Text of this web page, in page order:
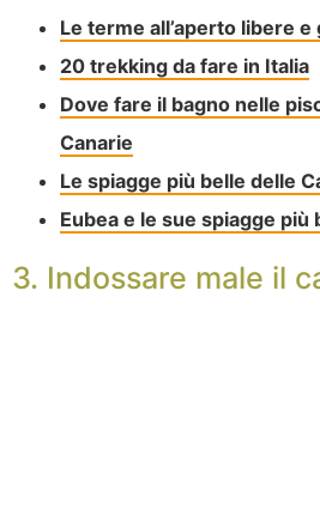
Le terme all’aperto libere
20 trekking da fare in Italia
Dove fare il bagno nelle
Canarie
Le spiagge più belle delle
Eubea e le sue spiagge più
3. Indossare male il